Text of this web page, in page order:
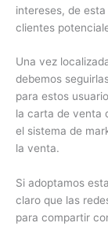
intereses, de
clientes
Una vez
debemos
para estos
la carta de venta
el sistema de
la venta.
Si adoptamos
claro que las
para compartir